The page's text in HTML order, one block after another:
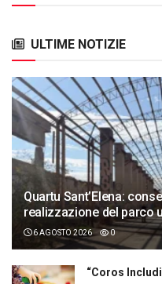
ULTIME NOTIZIE
Quartu Sant’Elena:
realizzazione del parco
6 AGOSTO 2026 0
“Coros